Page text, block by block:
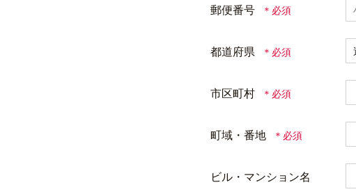
郵便番号
都道府県
市区町村
町域・番地
ビル・マンション名